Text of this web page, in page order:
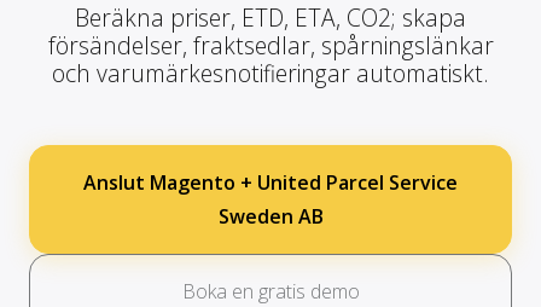
Beräkna priser, ETD, ETA, CO2; skapa
försändelser, fraktsedlar, spårningslänkar
och varumärkesnotifieringar automatiskt.
Anslut Magento + United Parcel Service
Sweden AB
Boka en gratis demo